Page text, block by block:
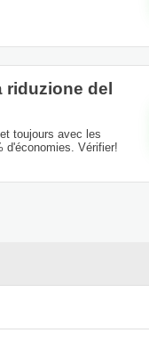
del
toujours avec les
d'économies. Vérifier!